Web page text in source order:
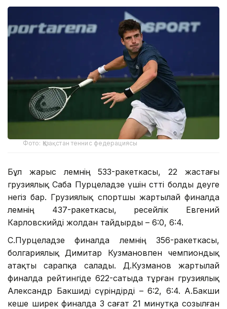
Фото: Қазақстан теннис федерациясы
Бұл жарыс әлемнің 533-ракеткасы, 22 жастағы
грузиялық Саба Пурцеладзе үшін сәтті болды деуге
негіз бар. Грузиялық спортшы жартылай финалда
әлемнің 437-ракеткасы, ресейлік Евгений
Карловскийді жолдан тайдырды – 6:0, 6:4.
С.Пурцеладзе финалда әлемнің 356-ракеткасы,
болгариялық Димитар Кузмановпен чемпиондық
атақты сарапқа салады. Д.Кузманов жартылай
финалда рейтингіде 622-сатыда тұрған грузиялық
Александр Бакшиді сүріндірді – 6:2, 6:4. А.Бакши
кеше ширек финалда 3 сағат 21 минутқа созылған